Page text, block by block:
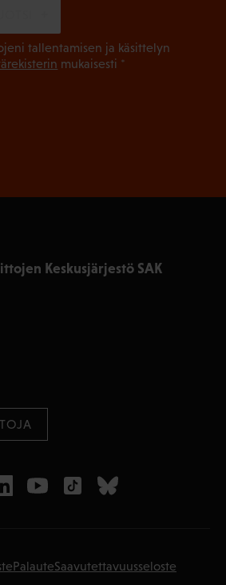
Keskusjärjestö SAK
tallentamisen ja käsittelyn
mukaisesti *
PalauteSaavutettavuusseloste